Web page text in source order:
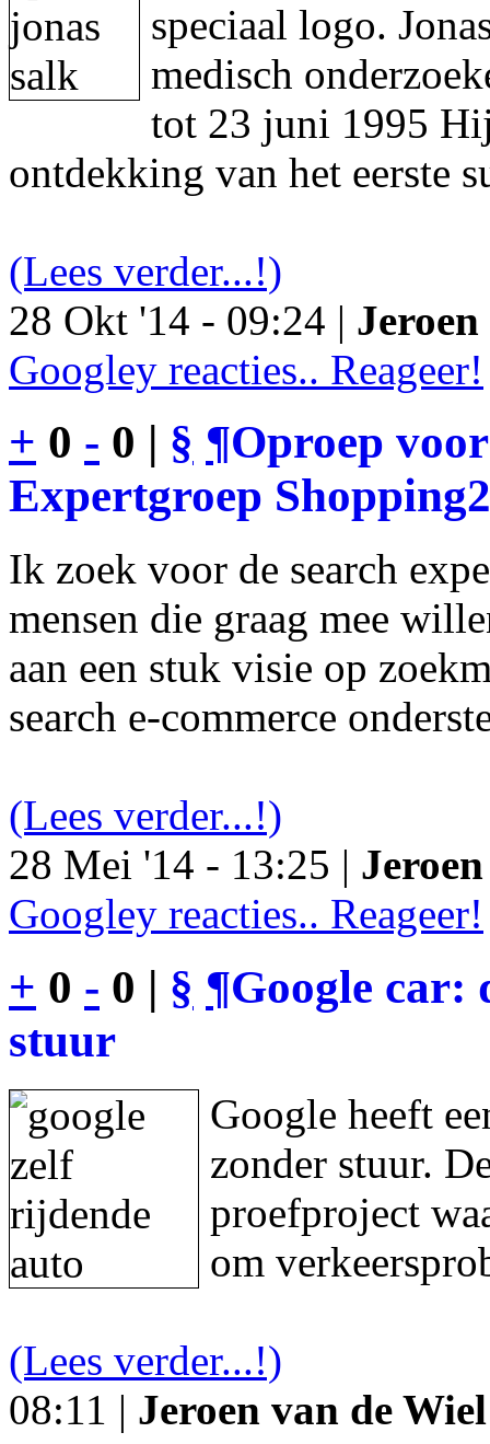
speciaal logo.
medisch
tot 23 juni 1995
ontdekking van het eerste
(Lees verder...!)
28 Okt '14 - 09:24 |
Googley reacties.. Reageer!
+ 0 - 0 | § ¶Oproep
Expertgroep
Ik zoek voor de search
mensen die graag mee
aan een stuk visie op
search e-commerce
(Lees verder...!)
28 Mei '14 - 13:25 |
Googley reacties.. Reageer!
+ 0 - 0 | § ¶Google car:
stuur
Google heeft
zonder stuur.
proefproject
om
(Lees verder...!)
08:11 | Jeroen van de Wiel